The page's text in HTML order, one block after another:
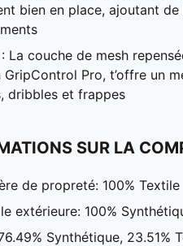
bien en place, ajoutant
: La couche de mesh
Pro, t’offre un
dribbles et frappes
SUR LA
de propreté: 100% Textile
extérieure: 100%
Synthétique, 23.51%